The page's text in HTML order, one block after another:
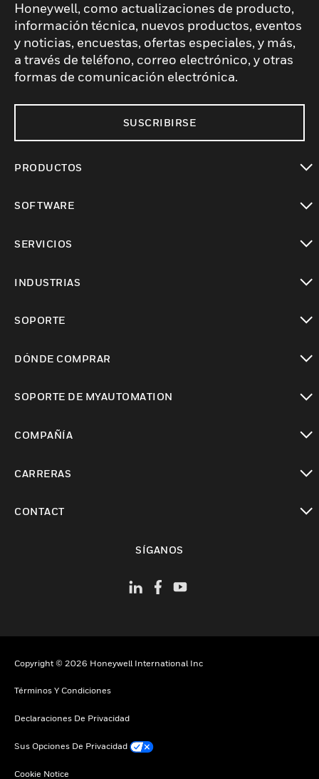
Honeywell, como actualizaciones de producto,
información técnica, nuevos productos, eventos
y noticias, encuestas, ofertas especiales, y más,
a través de teléfono, correo electrónico, y otras
formas de comunicación electrónica.
SUSCRIBIRSE
PRODUCTOS
SOFTWARE
SERVICIOS
INDUSTRIAS
SOPORTE
DÓNDE COMPRAR
SOPORTE DE MYAUTOMATION
COMPAÑÍA
CARRERAS
CONTACT
SÍGANOS
Copyright © 2026 Honeywell International Inc
Términos Y Condiciones
Declaraciones De Privacidad
Sus Opciones De Privacidad
Cookie Notice